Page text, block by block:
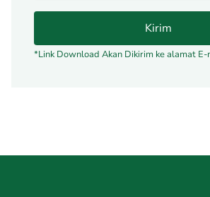
Kirim
*Link Download Akan Dikirim ke alamat E-